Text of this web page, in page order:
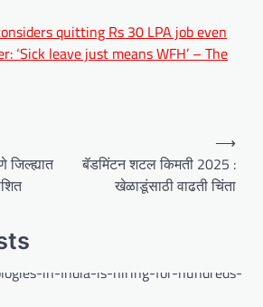
quitting Rs 30 LPA job even
‘Sick leave just means WFH’ – The
बॅडमिंटन शटल किमती 2025 :
खेळाडूंसाठी वाढती चिंता
⟶